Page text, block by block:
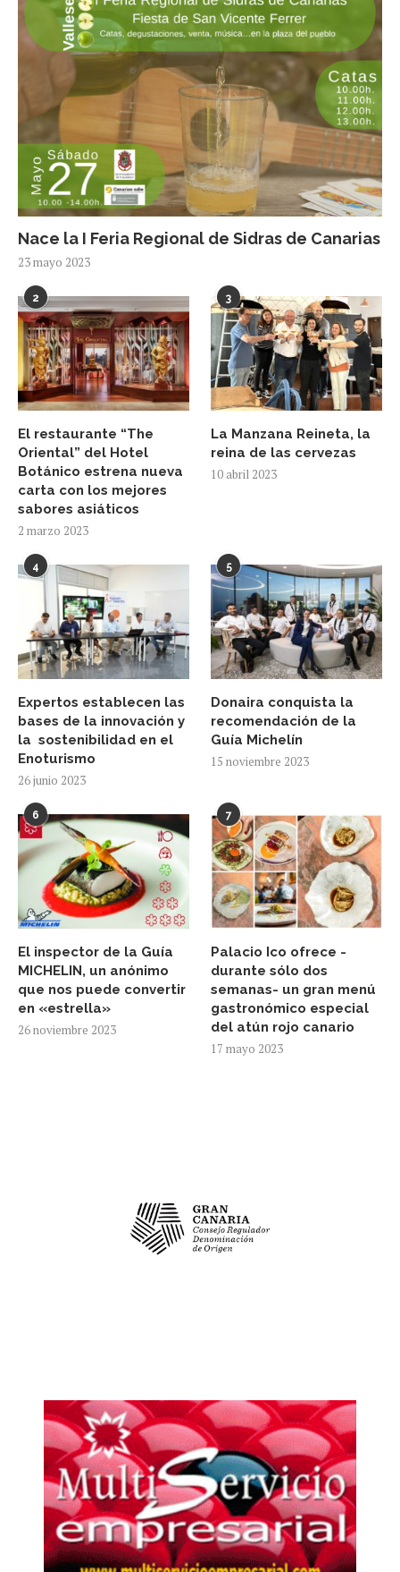
Nace la I Feria Regional de Sidras de Canarias
23 mayo 2023
2
El restaurante “The
Oriental” del Hotel
Botánico estrena nueva
carta con los mejores
sabores asiáticos
2 marzo 2023
3
La Manzana Reineta, la
reina de las cervezas
10 abril 2023
4
Expertos establecen las
bases de la innovación y
la sostenibilidad en el
Enoturismo
26 junio 2023
5
Donaira conquista la
recomendación de la
Guía Michelín
15 noviembre 2023
6
El inspector de la Guía
MICHELIN, un anónimo
que nos puede convertir
en «estrella»
26 noviembre 2023
7
Palacio Ico ofrece -
durante sólo dos
semanas- un gran menú
gastronómico especial
del atún rojo canario
17 mayo 2023